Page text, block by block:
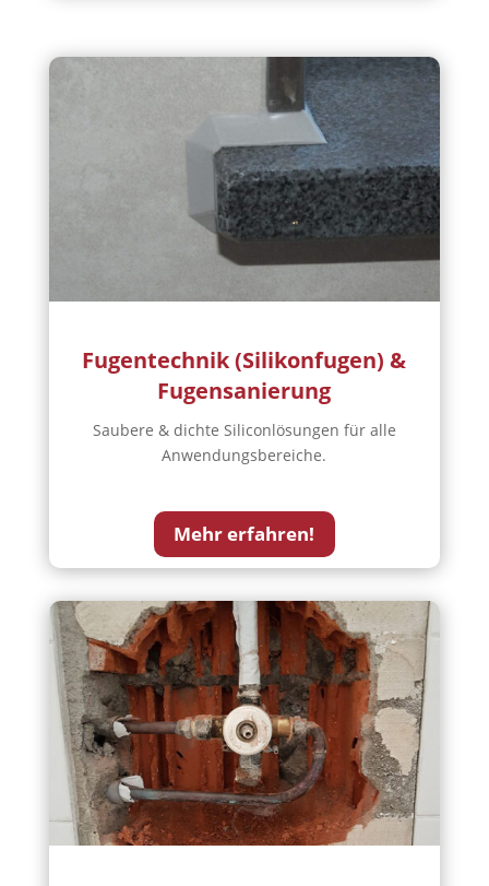
Fugentechnik (Silikonfugen) &
Fugensanierung
Saubere & dichte Siliconlösungen für alle
Anwendungsbereiche.
Mehr erfahren!